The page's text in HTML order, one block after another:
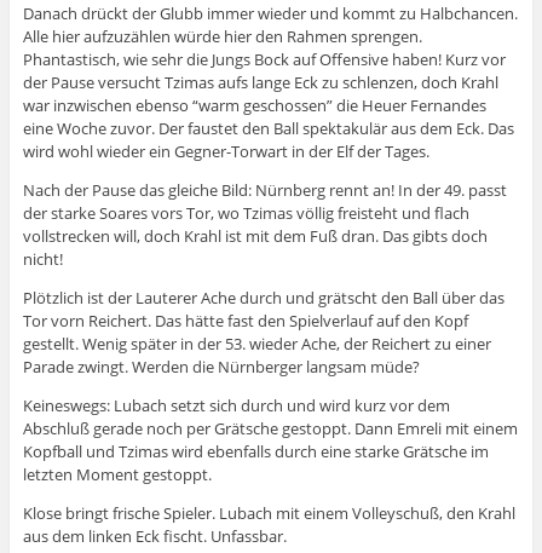
Danach drückt der Glubb immer wieder und kommt zu Halbchancen.
Alle hier aufzuzählen würde hier den Rahmen sprengen.
Phantastisch, wie sehr die Jungs Bock auf Offensive haben! Kurz vor
der Pause versucht Tzimas aufs lange Eck zu schlenzen, doch Krahl
war inzwischen ebenso “warm geschossen” die Heuer Fernandes
eine Woche zuvor. Der faustet den Ball spektakulär aus dem Eck. Das
wird wohl wieder ein Gegner-Torwart in der Elf der Tages.
Nach der Pause das gleiche Bild: Nürnberg rennt an! In der 49. passt
der starke Soares vors Tor, wo Tzimas völlig freisteht und flach
vollstrecken will, doch Krahl ist mit dem Fuß dran. Das gibts doch
nicht!
Plötzlich ist der Lauterer Ache durch und grätscht den Ball über das
Tor vorn Reichert. Das hätte fast den Spielverlauf auf den Kopf
gestellt. Wenig später in der 53. wieder Ache, der Reichert zu einer
Parade zwingt. Werden die Nürnberger langsam müde?
Keineswegs: Lubach setzt sich durch und wird kurz vor dem
Abschluß gerade noch per Grätsche gestoppt. Dann Emreli mit einem
Kopfball und Tzimas wird ebenfalls durch eine starke Grätsche im
letzten Moment gestoppt.
Klose bringt frische Spieler. Lubach mit einem Volleyschuß, den Krahl
aus dem linken Eck fischt. Unfassbar.